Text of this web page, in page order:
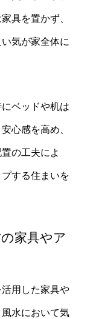
具を置かず、
気が家全体に
ベッドや机は
心感を高め、
の工夫によ
する住まいを
家具やア
用した家具や
水において気